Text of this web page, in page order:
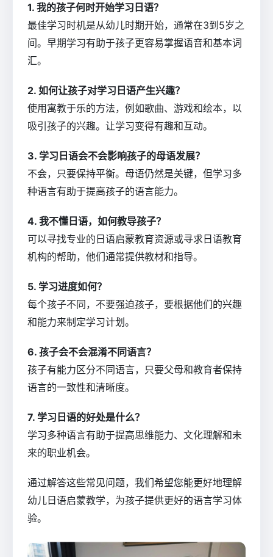
1. 我的孩子何时开始学习日语？
最佳学习时机是从幼儿时期开始，通常在3到5岁之
间。早期学习有助于孩子更容易掌握语音和基本词
汇。
2. 如何让孩子对学习日语产生兴趣？
使用寓教于乐的方法，例如歌曲、游戏和绘本，以
吸引孩子的兴趣。让学习变得有趣和互动。
3. 学习日语会不会影响孩子的母语发展？
不会，只要保持平衡。母语仍然是关键，但学习多
种语言有助于提高孩子的语言能力。
4. 我不懂日语，如何教导孩子？
可以寻找专业的日语启蒙教育资源或寻求日语教育
机构的帮助，他们通常提供教材和指导。
5. 学习进度如何？
每个孩子不同，不要强迫孩子，要根据他们的兴趣
和能力来制定学习计划。
6. 孩子会不会混淆不同语言？
孩子有能力区分不同语言，只要父母和教育者保持
语言的一致性和清晰度。
7. 学习日语的好处是什么？
学习多种语言有助于提高思维能力、文化理解和未
来的职业机会。
通过解答这些常见问题，我们希望您能更好地理解
幼儿日语启蒙教学，为孩子提供更好的语言学习体
验。